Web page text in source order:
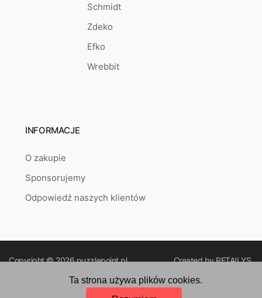
Schmidt
Zdeko
Efko
Wrebbit
INFORMACJE
O zakupie
Sponsorujemy
Odpowiedź naszych klientów
Copyright © 2026puzzlepoint.pl Created byRETAILYS.
Ta strona używa plików cookies.